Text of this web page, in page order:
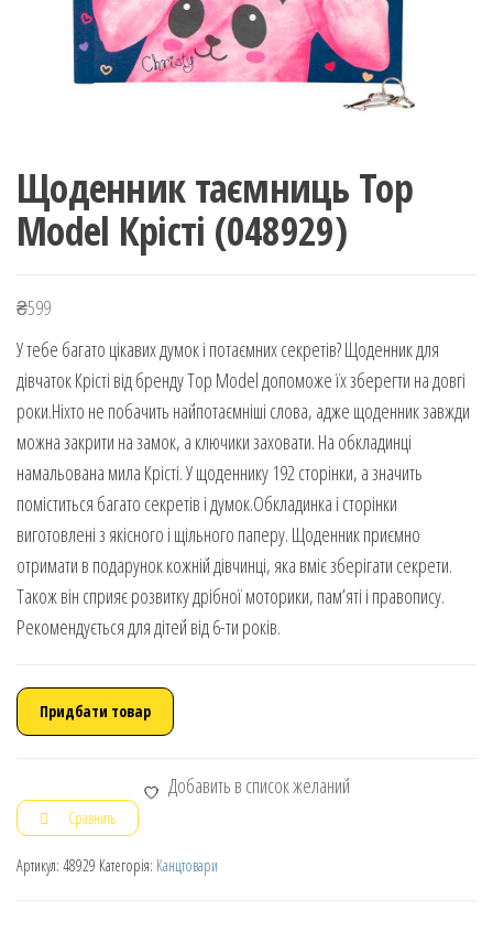
Щоденник таємниць Top
Model Крісті (048929)
₴599
У тебе багато цікавих думок і потаємних секретів? Щоденник для
дівчаток Крісті від бренду Top Model допоможе їх зберегти на довгі
роки.Ніхто не побачить найпотаємніші слова, адже щоденник завжди
можна закрити на замок, а ключики заховати. На обкладинці
намальована мила Крісті. У щоденнику 192 сторінки, а значить
поміститься багато секретів і думок.Обкладинка і сторінки
виготовлені з якісного і щільного паперу. Щоденник приємно
отримати в подарунок кожній дівчинці, яка вміє зберігати секрети.
Також він сприяє розвитку дрібної моторики, пам’яті і правопису.
Рекомендується для дітей від 6-ти років.
Придбати товар
Добавить в список желаний
Сравнить
Артикул: 48929 Категорія: Канцтовари